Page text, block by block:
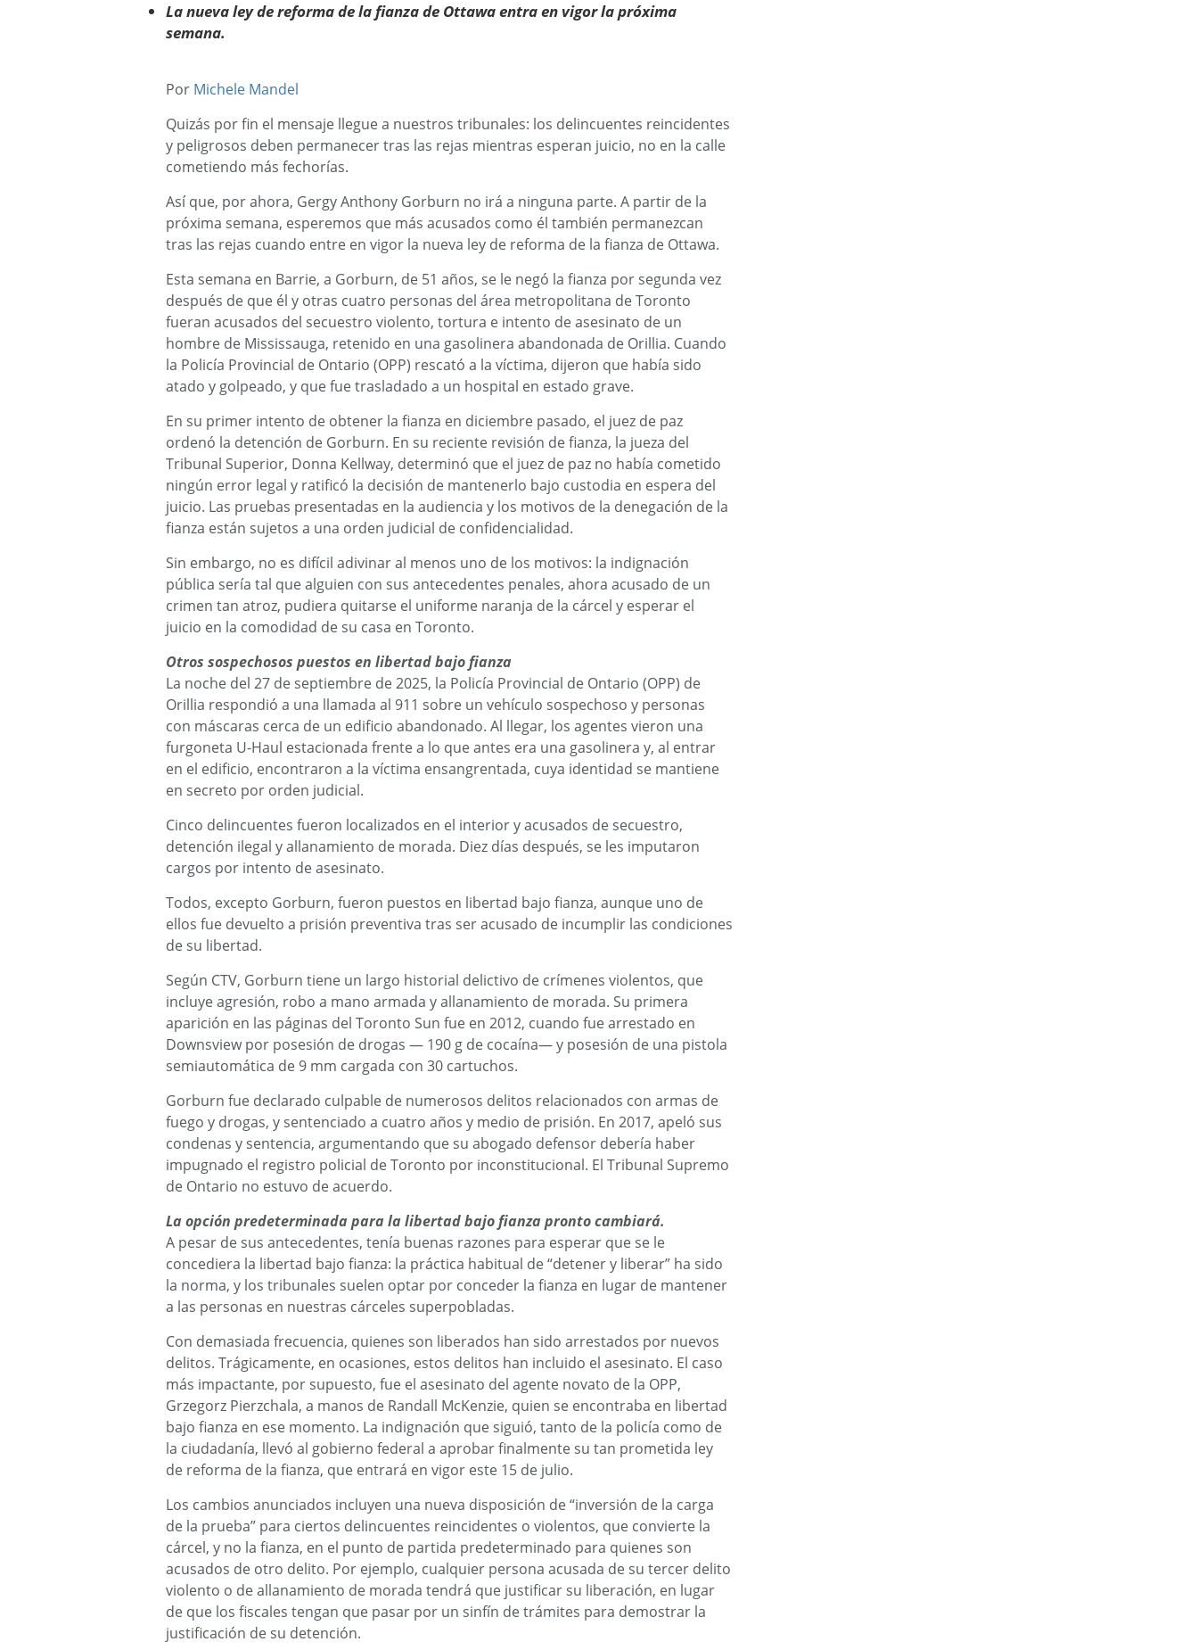
La nueva ley de reforma de la fianza de Ottawa entra en vigor la próxima
semana.
Por Michele Mandel
Quizás por fin el mensaje llegue a nuestros tribunales: los delincuentes reincidentes
y peligrosos deben permanecer tras las rejas mientras esperan juicio, no en la calle
cometiendo más fechorías.
Así que, por ahora, Gergy Anthony Gorburn no irá a ninguna parte. A partir de la
próxima semana, esperemos que más acusados ​​como él también permanezcan
tras las rejas cuando entre en vigor la nueva ley de reforma de la fianza de Ottawa.
Esta semana en Barrie, a Gorburn, de 51 años, se le negó la fianza por segunda vez
después de que él y otras cuatro personas del área metropolitana de Toronto
fueran acusados ​​del secuestro violento, tortura e intento de asesinato de un
hombre de Mississauga, retenido en una gasolinera abandonada de Orillia. Cuando
la Policía Provincial de Ontario (OPP) rescató a la víctima, dijeron que había sido
atado y golpeado, y que fue trasladado a un hospital en estado grave.
En su primer intento de obtener la fianza en diciembre pasado, el juez de paz
ordenó la detención de Gorburn. En su reciente revisión de fianza, la jueza del
Tribunal Superior, Donna Kellway, determinó que el juez de paz no había cometido
ningún error legal y ratificó la decisión de mantenerlo bajo custodia en espera del
juicio. Las pruebas presentadas en la audiencia y los motivos de la denegación de la
fianza están sujetos a una orden judicial de confidencialidad.
Sin embargo, no es difícil adivinar al menos uno de los motivos: la indignación
pública sería tal que alguien con sus antecedentes penales, ahora acusado de un
crimen tan atroz, pudiera quitarse el uniforme naranja de la cárcel y esperar el
juicio en la comodidad de su casa en Toronto.
Otros sospechosos puestos en libertad bajo fianza
La noche del 27 de septiembre de 2025, la Policía Provincial de Ontario (OPP) de
Orillia respondió a una llamada al 911 sobre un vehículo sospechoso y personas
con máscaras cerca de un edificio abandonado. Al llegar, los agentes vieron una
furgoneta U-Haul estacionada frente a lo que antes era una gasolinera y, al entrar
en el edificio, encontraron a la víctima ensangrentada, cuya identidad se mantiene
en secreto por orden judicial.
Cinco delincuentes fueron localizados en el interior y acusados ​​de secuestro,
detención ilegal y allanamiento de morada. Diez días después, se les imputaron
cargos por intento de asesinato.
Todos, excepto Gorburn, fueron puestos en libertad bajo fianza, aunque uno de
ellos fue devuelto a prisión preventiva tras ser acusado de incumplir las condiciones
de su libertad.
Según CTV, Gorburn tiene un largo historial delictivo de crímenes violentos, que
incluye agresión, robo a mano armada y allanamiento de morada. Su primera
aparición en las páginas del Toronto Sun fue en 2012, cuando fue arrestado en
Downsview por posesión de drogas — 190 g de cocaína— y posesión de una pistola
semiautomática de 9 mm cargada con 30 cartuchos.
Gorburn fue declarado culpable de numerosos delitos relacionados con armas de
fuego y drogas, y sentenciado a cuatro años y medio de prisión. En 2017, apeló sus
condenas y sentencia, argumentando que su abogado defensor debería haber
impugnado el registro policial de Toronto por inconstitucional. El Tribunal Supremo
de Ontario no estuvo de acuerdo.
La opción predeterminada para la libertad bajo fianza pronto cambiará.
A pesar de sus antecedentes, tenía buenas razones para esperar que se le
concediera la libertad bajo fianza: la práctica habitual de “detener y liberar” ha sido
la norma, y ​​los tribunales suelen optar por conceder la fianza en lugar de mantener
a las personas en nuestras cárceles superpobladas.
Con demasiada frecuencia, quienes son liberados han sido arrestados por nuevos
delitos. Trágicamente, en ocasiones, estos delitos han incluido el asesinato. El caso
más impactante, por supuesto, fue el asesinato del agente novato de la OPP,
Grzegorz Pierzchala, a manos de Randall McKenzie, quien se encontraba en libertad
bajo fianza en ese momento. La indignación que siguió, tanto de la policía como de
la ciudadanía, llevó al gobierno federal a aprobar finalmente su tan prometida ley
de reforma de la fianza, que entrará en vigor este 15 de julio.
Los cambios anunciados incluyen una nueva disposición de “inversión de la carga
de la prueba” para ciertos delincuentes reincidentes o violentos, que convierte la
cárcel, y no la fianza, en el punto de partida predeterminado para quienes son
acusados ​​de otro delito. Por ejemplo, cualquier persona acusada de su tercer delito
violento o de allanamiento de morada tendrá que justificar su liberación, en lugar
de que los fiscales tengan que pasar por un sinfín de trámites para demostrar la
justificación de su detención.